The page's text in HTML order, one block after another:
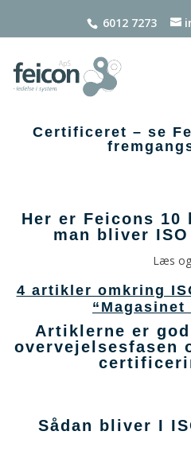
6012 7273
Certificeret – se
Her er Feicons 10
man bliver
Læs
4 artikler omkring
Artiklerne er
overvejelsesfasen
Sådan bliver I